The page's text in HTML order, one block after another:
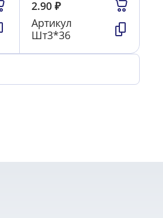
2.90 ₽
Артикул
Шт3*36